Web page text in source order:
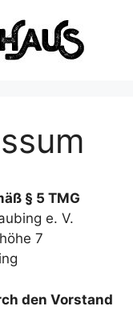
§ 5 TMG
e. V.
7
den Vorstand